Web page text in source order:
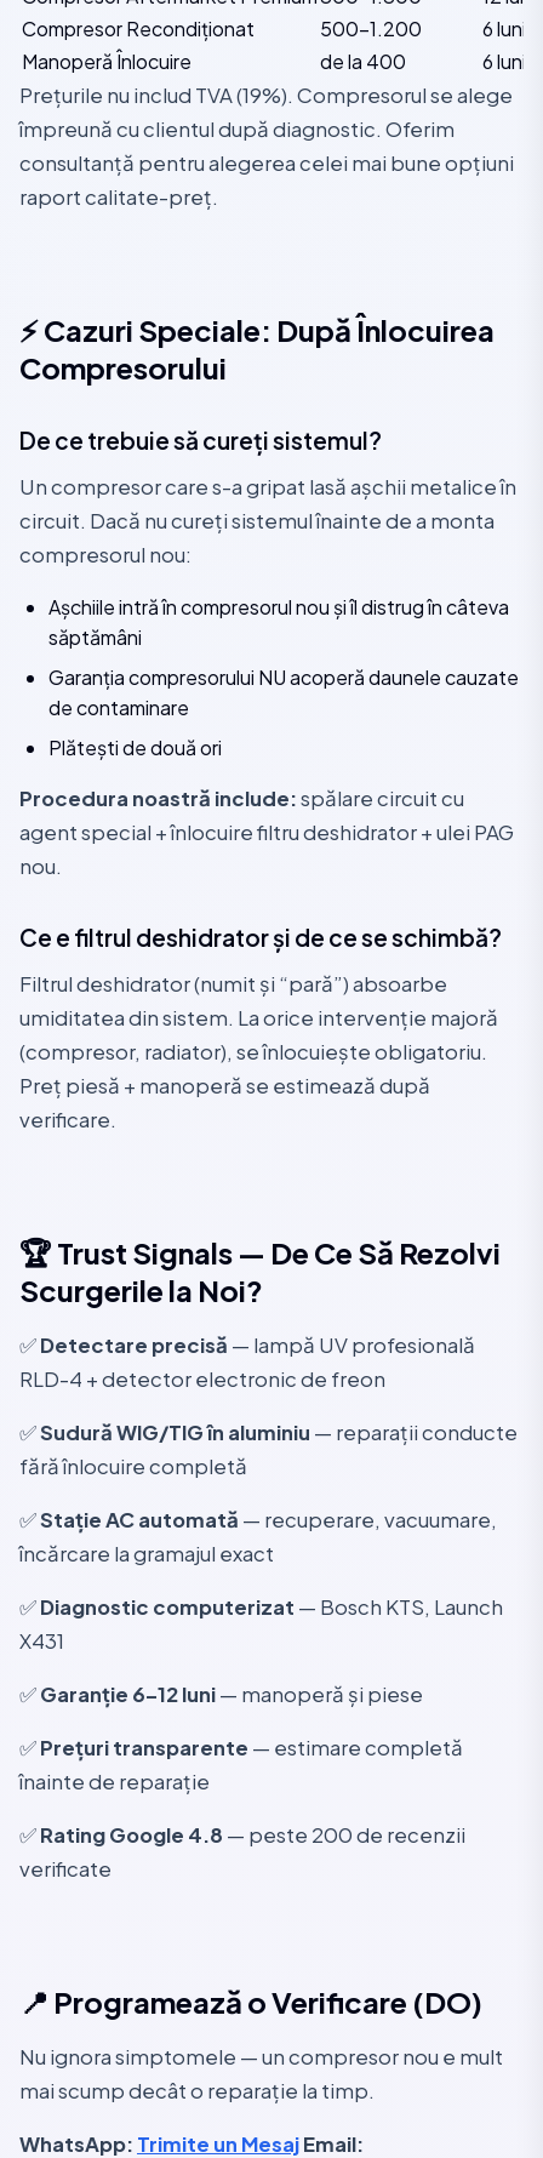
Compresor Recondiționat
500–1.200
6 luni
Manoperă Înlocuire
de la 400
6 luni
Prețurile nu includ TVA (19%). Compresorul se alege
împreună cu clientul după diagnostic. Oferim
consultanță pentru alegerea celei mai bune opțiuni
raport calitate-preț.
⚡ Cazuri Speciale: După Înlocuirea
Compresorului
De ce trebuie să cureți sistemul?
Un compresor care s-a gripat lasă așchii metalice în
circuit. Dacă nu cureți sistemul înainte de a monta
compresorul nou:
Așchiile intră în compresorul nou și îl distrug în câteva
săptămâni
Garanția compresorului NU acoperă daunele cauzate
de contaminare
Plătești de două ori
Procedura noastră include:spălare circuit cu
agent special + înlocuire filtru deshidrator + ulei PAG
nou.
Ce e filtrul deshidrator și de ce se schimbă?
Filtrul deshidrator (numit și “pară”) absoarbe
umiditatea din sistem. La orice intervenție majoră
(compresor, radiator), se înlocuiește obligatoriu.
Preț piesă + manoperă se estimează după
verificare.
🏆 Trust Signals — De Ce Să Rezolvi
Scurgerile la Noi?
✅Detectare precisă — lampă UV profesională
RLD-4 + detector electronic de freon
✅Sudură WIG/TIG în aluminiu — reparații conducte
fără înlocuire completă
✅Stație AC automată — recuperare, vacuumare,
încărcare la gramajul exact
✅Diagnostic computerizat — Bosch KTS, Launch
X431
✅Garanție 6–12 luni— manoperă și piese
✅Prețuri transparente — estimare completă
înainte de reparație
✅Rating Google 4.8 — peste 200 de recenzii
verificate
📍 Programează o Verificare (DO)
Nu ignora simptomele — un compresor nou e mult
mai scump decât o reparație la timp.
WhatsApp: Trimite un MesajEmail: